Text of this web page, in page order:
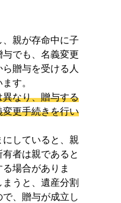
親が存命中に子
でも、名義変更
贈与を受ける人
す。
なり、贈与する
更手続きを行い
していると、親
者は親であると
場合がありま
うと、遺産分割
、贈与が成立し